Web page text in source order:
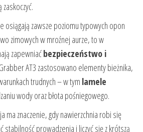
osiągają zawsze poziomu typowych opon
zimowych w mroźnej aurze, to w
zapewniaćbezpieczeństwo i
AT3 zastosowano elementy bieżnika,
trudnych – w tym lamele
wody oraz błota pośniegowego.
ma znaczenie, gdy nawierzchnia robi się
stabilność prowadzenia i liczyć się z krótszą